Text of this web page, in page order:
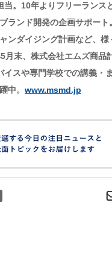
当。10年よりフリーランス
ランド開発の企画サポー
ンダイジング計画など、
月末、株式会社エムズ商品
イスや専門学校での講義・
中。 www.msmd.jp